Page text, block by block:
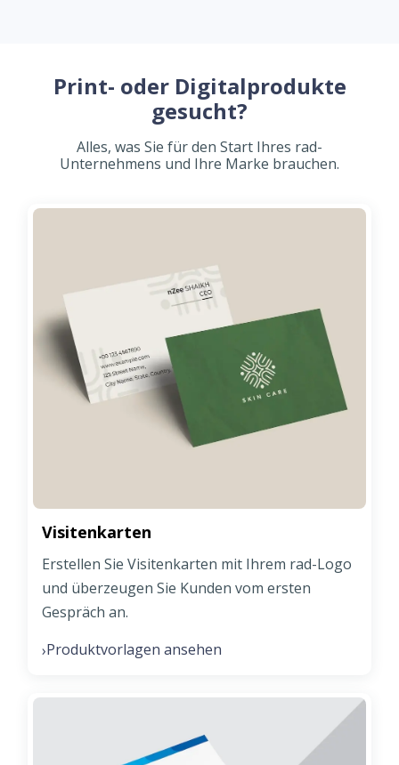
Print- oder Digitalprodukte
gesucht?
Alles, was Sie für den Start Ihres rad-
Unternehmens und Ihre Marke brauchen.
Visitenkarten
Erstellen Sie Visitenkarten mit Ihrem rad-Logo
und überzeugen Sie Kunden vom ersten
Gespräch an.
›Produktvorlagen ansehen